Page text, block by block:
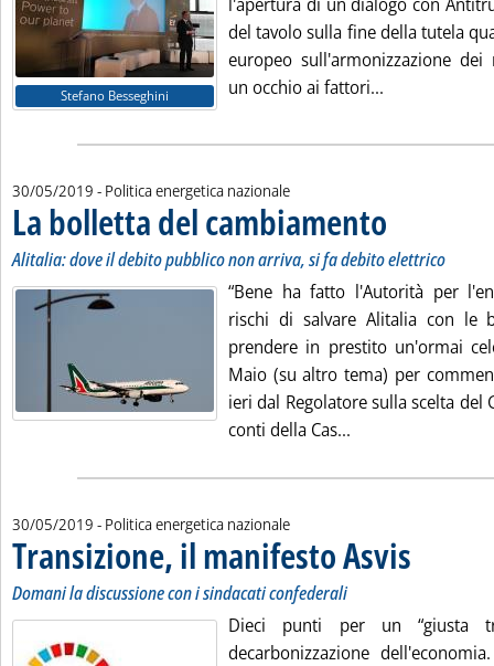
Stefano Besseghini
del tavolo sulla fine della tutela
europeo sull'armonizzazione
un occhio ai fattori...
30/05/2019 - Politica energetica nazionale
La bolletta del cambiamento
Alitalia: dove il debito pubblico non arriva, si fa debito elettrico
“Bene ha fatto l'Autorità per
rischi di salvare Alitalia con le
prendere in prestito un'ormai
Maio (su altro tema) per
ieri dal Regolatore sulla scelta del
conti della Cas...
30/05/2019 - Politica energetica nazionale
Transizione, il manifesto Asvis
Domani la discussione con i sindacati confederali
Dieci punti per un “giusta
decarbonizzazione